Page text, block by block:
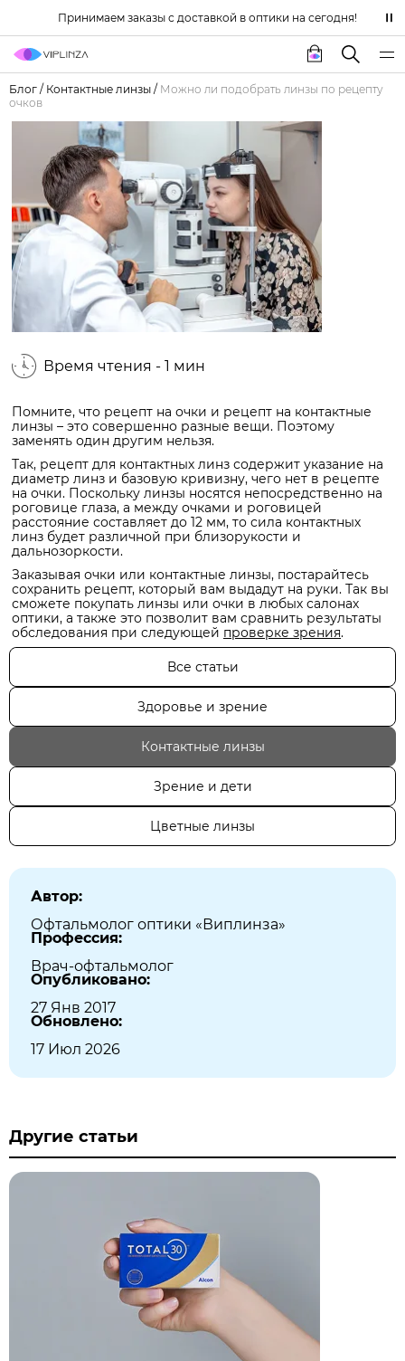
Принимаем заказы с доставкой в оптики на сегодня!
Блог / Контактные линзы / Можно ли подобрать линзы по рецепту
очков
Время чтения - 1 мин
Помните, что рецепт на очки и рецепт на контактные
линзы – это совершенно разные вещи. Поэтому
заменять один другим нельзя.
Так, рецепт для контактных линз содержит указание на
диаметр линз и базовую кривизну, чего нет в рецепте
на очки. Поскольку линзы носятся непосредственно на
роговице глаза, а между очками и роговицей
расстояние составляет до 12 мм, то сила контактных
линз будет различной при близорукости и
дальнозоркости.
Заказывая очки или контактные линзы, постарайтесь
сохранить рецепт, который вам выдадут на руки. Так вы
сможете покупать линзы или очки в любых салонах
оптики, а также это позволит вам сравнить результаты
обследования при следующей проверке зрения.
Все статьи
Здоровье и зрение
Контактные линзы
Зрение и дети
Цветные линзы
Автор:
Офтальмолог оптики «Виплинза»
Профессия:
Врач-офтальмолог
Опубликовано:
27 Янв 2017
Обновлено:
17 Июл 2026
Другие статьи